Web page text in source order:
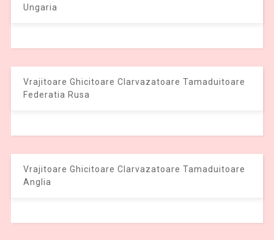
Ungaria
Vrajitoare Ghicitoare Clarvazatoare Tamaduitoare
Federatia Rusa
Vrajitoare Ghicitoare Clarvazatoare Tamaduitoare
Anglia